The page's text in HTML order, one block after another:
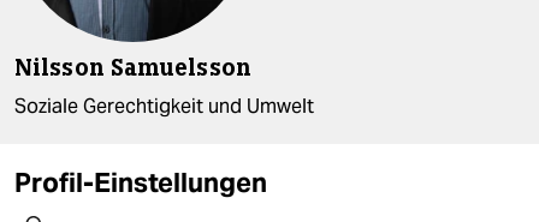
kultur
sport
nord
Nilsson Samuelsson
Soziale Gerechtigkeit und Umwelt
Profil-Einstellungen